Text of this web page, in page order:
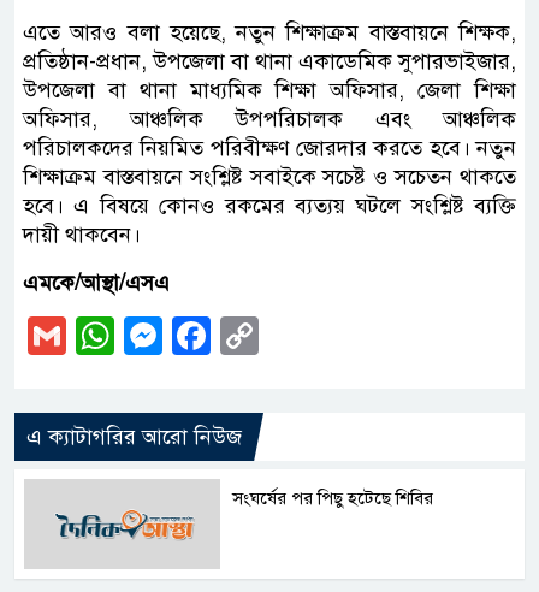
এতে আরও বলা হয়েছে, নতুন শিক্ষাক্রম বাস্তবায়নে শিক্ষক,
প্রতিষ্ঠান-প্রধান, উপজেলা বা থানা একাডেমিক সুপারভাইজার,
উপজেলা বা থানা মাধ্যমিক শিক্ষা অফিসার, জেলা শিক্ষা
অফিসার, আঞ্চলিক উপপরিচালক এবং আঞ্চলিক
পরিচালকদের নিয়মিত পরিবীক্ষণ জোরদার করতে হবে। নতুন
শিক্ষাক্রম বাস্তবায়নে সংশ্লিষ্ট সবাইকে সচেষ্ট ও সচেতন থাকতে
হবে। এ বিষয়ে কোনও রকমের ব্যত্যয় ঘটলে সংশ্লিষ্ট ব্যক্তি
দায়ী থাকবেন।
এমকে/আস্থা/এসএ
GmailWhatsApp
Messenger
Facebook
এ ক্যাটাগরির আরো নিউজ
সংঘর্ষের পর পিছু হটেছে শিবির